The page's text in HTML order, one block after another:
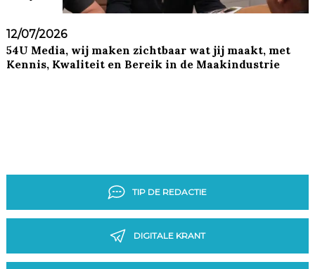
12/07/2026
54U Media, wij maken zichtbaar wat jij maakt, met
Kennis, Kwaliteit en Bereik in de Maakindustrie
TIP DE REDACTIE
DIGITALE KRANT